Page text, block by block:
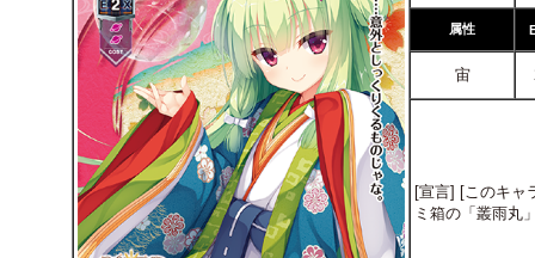
属性
宙
[宣言] [このキャ
ミ箱の「叢雨丸